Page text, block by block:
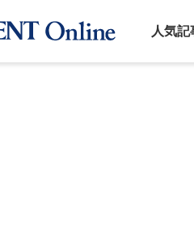
人気記